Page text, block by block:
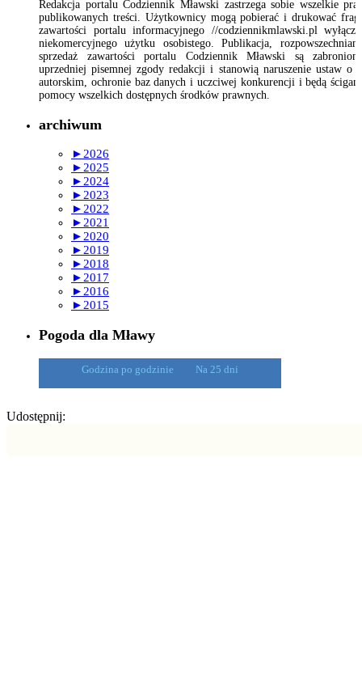
Redakcja portalu Codziennik Mławski zastrzega sobie wszelkie
publikowanych treści. Użytkownicy mogą pobierać i drukować
zawartości portalu informacyjnego //codziennikmlawski.pl
niekomercyjnego użytku osobistego. Publikacja,
sprzedaż zawartości portalu Codziennik Mławski są
uprzedniej pisemnej zgody redakcji i stanowią naruszenie ustaw o
autorskim, ochronie baz danych i uczciwej konkurencji i będą
pomocy wszelkich dostępnych środków prawnych.
archiwum
►2026
►2025
►2024
►2023
►2022
►2021
►2020
►2019
►2018
►2017
►2016
►2015
Pogoda dla Mławy
Godzina po godzinie Na 25 dni
Udostępnij: